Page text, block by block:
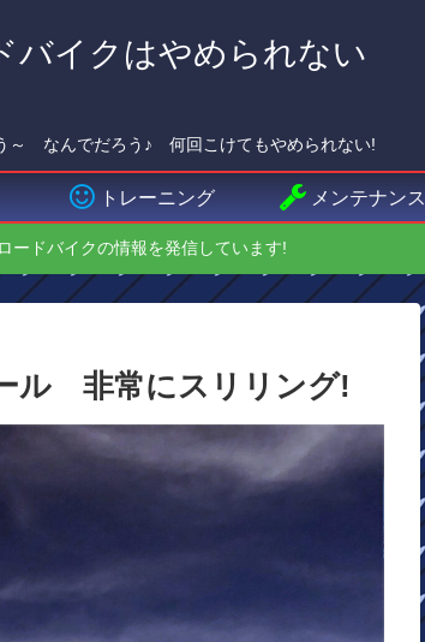
バイクはやめられない
～ なんでだろう♪ 何回こけてもやめられない!
トレーニング メンテナンス
ロードバイクの情報を発信しています!
ル 非常にスリリング!